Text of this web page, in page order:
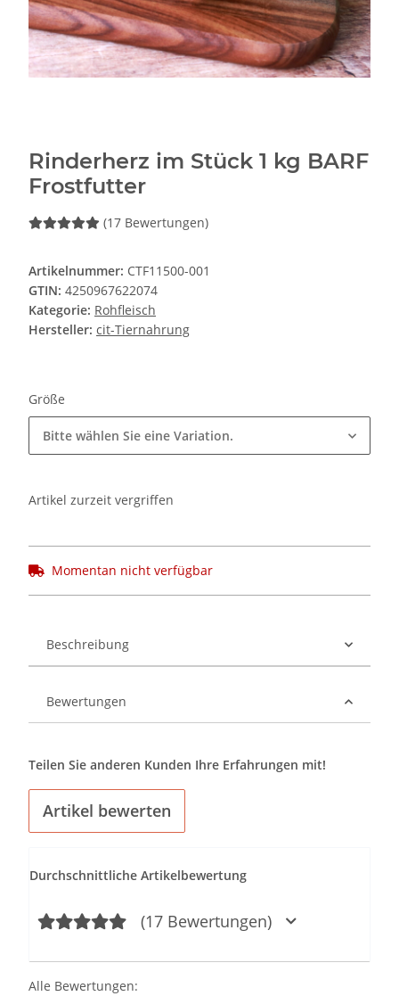
Rinderherz im Stück 1 kg BARF
Frostfutter
(17 Bewertungen)
Artikelnummer: CTF11500-001
GTIN: 4250967622074
Kategorie: Rohfleisch
Hersteller: cit-Tiernahrung
Größe
Bitte wählen Sie eine Variation.
Artikel zurzeit vergriffen
Momentan nicht verfügbar
Beschreibung
Bewertungen
Durchschnittliche Artikelbewertung
(17 Bewertungen)
Teilen Sie anderen Kunden Ihre Erfahrungen mit!
Artikel bewerten
Alle Bewertungen: